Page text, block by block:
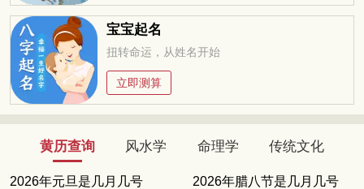
宝宝起名
扭转命运，从姓名开始
立即测算
黄历查询 风水学 命理学 传统文化
2026年元旦是几月几号 2026年腊八节是几月几号